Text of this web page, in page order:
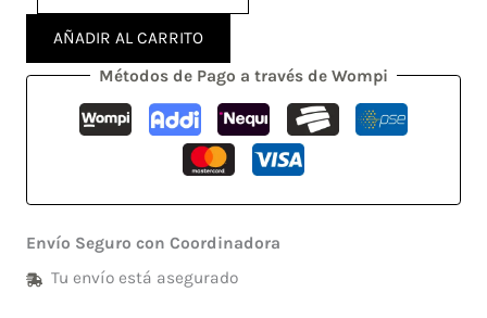
AÑADIR AL CARRITO
Métodos de Pago a través de Wompi
Envío Seguro con Coordinadora
Tu envío está asegurado